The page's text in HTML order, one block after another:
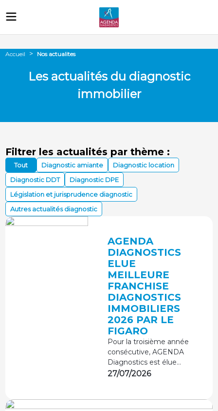
Les actualités du diagnostic
immobilier
Filtrer les actualités par thème :
Tout Diagnostic amiante
Diagnostic location
Diagnostic DDT
Diagnostic DPE
Législation et jurisprudence diagnostic
Autres actualités diagnostic
AGENDA
DIAGNOSTICS
ELUE
MEILLEURE
FRANCHISE
DIAGNOSTICS
IMMOBILIERS
2026 PAR LE
FIGARO
Pour la troisième année
consécutive, AGENDA
Diagnostics est élue
Meilleure Franchise
27/07/2026
Accueil > Nos actualites